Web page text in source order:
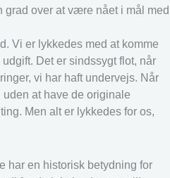
over at være nået i mål med
Vi er lykkedes med at komme
Det er sindssygt flot, når
vi har haft undervejs. Når
at have de originale
Men alt er lykkedes for os,
en historisk betydning for